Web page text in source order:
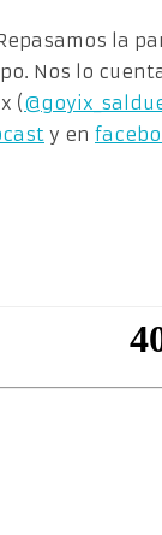
la
Nos lo
(
y en